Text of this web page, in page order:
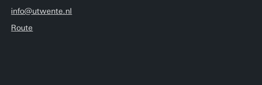
info@utwente.nl
Route